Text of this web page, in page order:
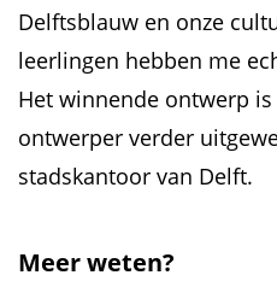
Delftsblauw en onze
leerlingen hebben me
Het winnende ontwerp
ontwerper verder
stadskantoor van Delft.
Meer weten?